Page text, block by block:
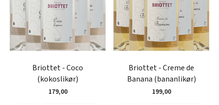
Briottet - Coco
(kokoslikør)
179,00
Briottet - Creme de
Banana (bananlikør)
199,00